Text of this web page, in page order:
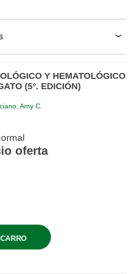
Y HEMATOLÓGICO
(5°. EDICIÓN)
Amy C.
oferta